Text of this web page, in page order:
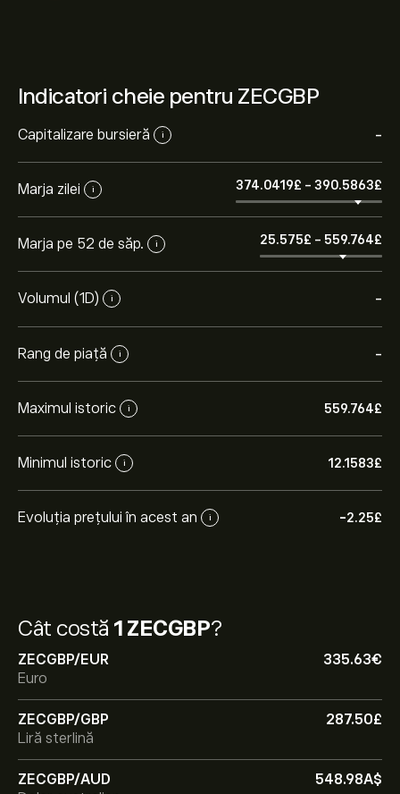
Cât costă 1 ZECGBP?
ZECGBP/EUR
335.63‎€‎
Euro
ZECGBP/GBP
287.50‎£‎
Liră sterlină
ZECGBP/AUD
548.98‎A$‎
Indicatori cheie pentru ZECGBP
Capitalizare bursieră i -
Marja zilei i 374.0419‎£‎ - 390.5863‎£‎
Marja pe 52 de săp. i 25.575‎£‎ - 559.764‎£‎
Volumul (1D) i -
Rang de piață i -
Maximul istoric i 559.764‎£‎
Minimul istoric i 12.1583‎£‎
Evoluția prețului în acest an i -2.25‎£‎